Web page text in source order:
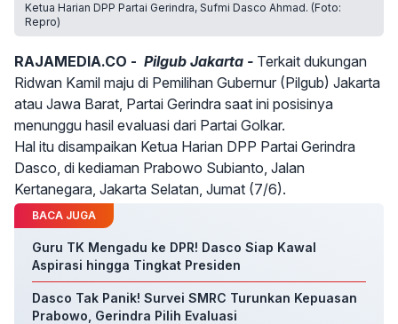
Ketua Harian DPP Partai Gerindra, Sufmi Dasco Ahmad. (Foto:
Repro)
RAJAMEDIA.CO - Pilgub Jakarta - Terkait dukungan
Ridwan Kamil maju di Pemilihan Gubernur (Pilgub) Jakarta
atau Jawa Barat, Partai Gerindra saat ini posisinya
menunggu hasil evaluasi dari Partai Golkar.
Hal itu disampaikan Ketua Harian DPP Partai Gerindra
Dasco, di kediaman Prabowo Subianto, Jalan
Kertanegara, Jakarta Selatan, Jumat (7/6).
BACA JUGA
Guru TK Mengadu ke DPR! Dasco Siap Kawal
Aspirasi hingga Tingkat Presiden
Dasco Tak Panik! Survei SMRC Turunkan Kepuasan
Prabowo, Gerindra Pilih Evaluasi